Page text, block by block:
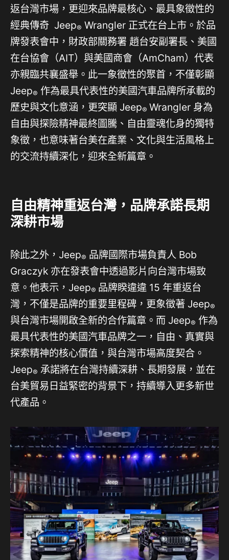
返台灣市場，更迎來品牌最核心、最具象徵性的
經典傳奇 Jeep® Wrangler 正式在台上市。於品
牌發表會中，財政部關務署 趙台安副署長、美國
在台協會（AIT）與美國商會（AmCham）代表
亦親臨共襄盛舉。此一象徵性的聚首，不僅彰顯
Jeep® 作為最具代表性的美國汽車品牌所承載的
歷史與文化意涵，更突顯 Jeep® Wrangler 身為
自由與探險精神最終圖騰、自由靈魂化身的獨特
象徵，也意味著台美在產業、文化與生活風格上
的交流持續深化，迎來全新篇章。
自由精神重返台灣，品牌承諾長期
深耕市場
除此之外，Jeep® 品牌國際市場負責人 Bob
Graczyk 亦在發表會中透過影片向台灣市場致
意。他表示，Jeep® 品牌睽違違 15 年重返台
灣，不僅是品牌的重要里程碑，更象徵著 Jeep®
與台灣市場開啟全新的合作篇章。而 Jeep® 作為
最具代表性的美國汽車品牌之一，自由、真實與
探索精神的核心價值，與台灣市場高度契合。
Jeep® 承諾將在台灣持續深耕、長期發展，並在
台美貿易日益緊密的背景下，持續導入更多新世
代產品。